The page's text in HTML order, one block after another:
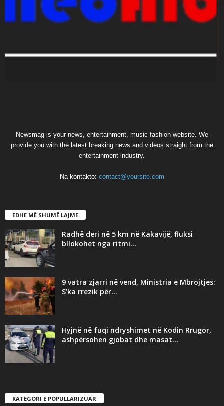
Newsmag is your news, entertainment, music fashion website. We
provide you with the latest breaking news and videos straight from the
entertainment industry.
Na kontakto: contact@yoursite.com
EDHE MË SHUMË LAJME
Radhë deri në 5 km në Kakavijë, fluksi
bllokohet nga ritmi...
9 vatra zjarri në vend, Ministria e Mbrojtjes:
S’ka rrezik për...
Hyjnë në fuqi ndryshimet në Kodin Rrugor,
ashpërsohen gjobat dhe masat...
KATEGORI E POPULLARIZUAR